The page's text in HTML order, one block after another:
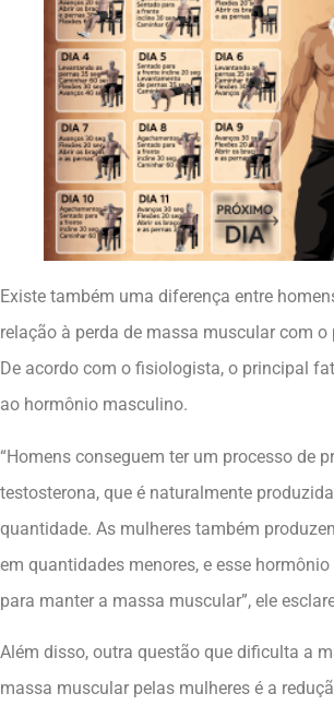
Existe também uma diferença entre
relação à perda de massa muscular com o
De acordo com o fisiologista, o principal
ao hormônio masculino.
“Homens conseguem ter um processo de
testosterona, que é naturalmente
quantidade. As mulheres também
em quantidades menores, e esse
para manter a massa muscular”, ele
Além disso, outra questão que dificulta a
massa muscular pelas mulheres é a